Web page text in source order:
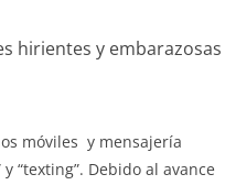
hirientes y embarazosas
móviles y mensajería
“texting”. Debido al avance